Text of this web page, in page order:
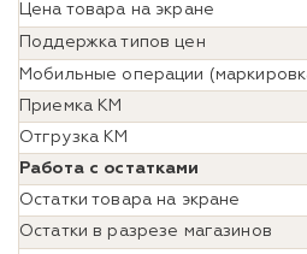
Цена товара на экране
Поддержка типов цен
Мобильные операции
Приемка КМ
Отгрузка КМ
Работа с остатками
Остатки товара на экране
Остатки в разрезе магазинов